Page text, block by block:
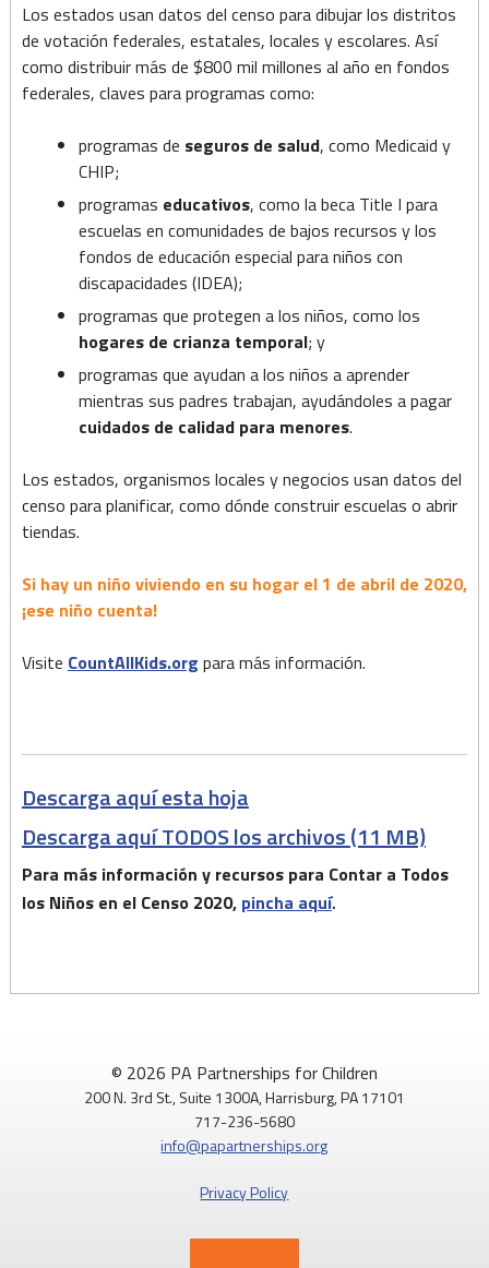
Los estados usan datos del censo para dibujar los distritos
de votación federales, estatales, locales y escolares. Así
como distribuir más de $800 mil millones al año en fondos
federales, claves para programas como:
programas de seguros de salud, como Medicaid y
CHIP;
programas educativos, como la beca Title I para
escuelas en comunidades de bajos recursos y los
fondos de educación especial para niños con
discapacidades (IDEA);
programas que protegen a los niños, como los
hogares de crianza temporal; y
programas que ayudan a los niños a aprender
mientras sus padres trabajan, ayudándoles a pagar
cuidados de calidad para menores.
Los estados, organismos locales y negocios usan datos del
censo para planificar, como dónde construir escuelas o abrir
tiendas.
Si hay un niño viviendo en su hogar el 1 de abril de 2020,
¡ese niño cuenta!
Visite CountAllKids.org para más información.
Descarga aquí esta hoja
Descarga aquí TODOS los archivos (11 MB)
Para más información y recursos para Contar a Todos
los Niños en el Censo 2020, pincha aquí.
© 2026 PA Partnerships for Children
200 N. 3rd St., Suite 1300A, Harrisburg, PA 17101
717-236-5680
info@papartnerships.org
Privacy Policy